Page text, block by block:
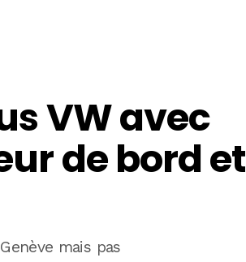
VW avec
de bord et
mais pas